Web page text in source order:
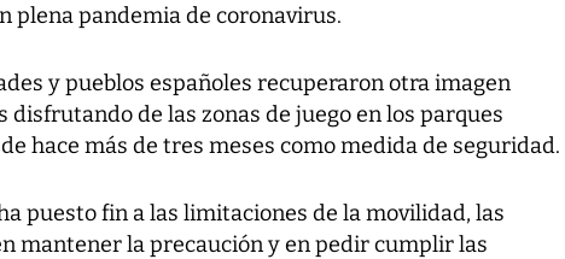
plena pandemia de coronavirus.
y pueblos españoles recuperaron otra imagen
disfrutando de las zonas de juego en los parques
hace más de tres meses como medida de seguridad.
puesto fin a las limitaciones de la movilidad, las
mantener la precaución y en pedir cumplir las